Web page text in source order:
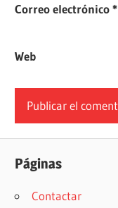
Correo electrónico*
Web
Páginas
Contactar